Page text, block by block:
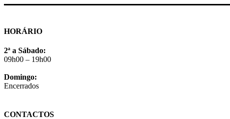
HORÁRIO
2ª a Sábado:
09h00 – 19h00
Domingo:
Encerrados
CONTACTOS